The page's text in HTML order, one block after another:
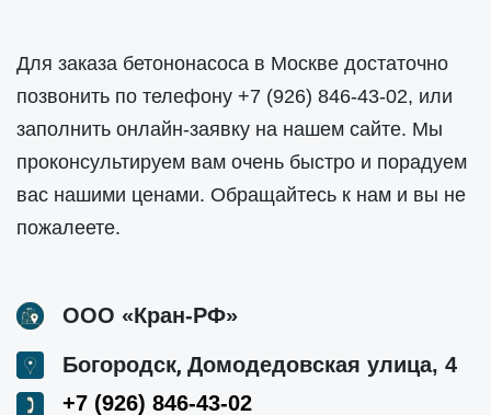
Для заказа бетононасоса в Москве достаточно
позвонить по телефону +7 (926) 846-43-02, или
заполнить онлайн-заявку на нашем сайте. Мы
проконсультируем вам очень быстро и порадуем
вас нашими ценами. Обращайтесь к нам и вы не
пожалеете.
ООО «Кран-РФ»
Богородск, Домодедовская улица, 4
+7 (926) 846-43-02